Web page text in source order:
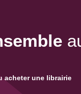
acheter une librairie